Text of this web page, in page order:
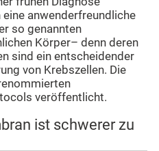
anwenderfreundliche
so genannten
Körper– denn deren
sind ein entscheidender
von Krebszellen. Die
veröffentlicht.
ist schwerer zu